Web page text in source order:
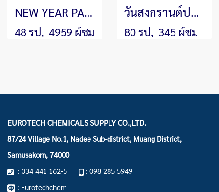
NEW YEAR PARTY 2019
48 รูป, 4959 ผู้ชม
วันสงกรานต์ประจำปี 2569
80 รูป, 345 ผู้ชม
EUROTECH CHEMICALS SUPPLY CO.,LTD.
87/24 Village No.1, Nadee Sub-district, Muang District,
Samusakorn, 74000
: 034 441 162-5 : 098 285 5949
: Eurotechchem